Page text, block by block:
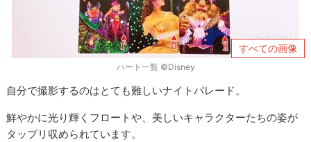
すべての画像
ハート一覧 ©Disney
自分で撮影するのはとても難しいナイトパレード。
鮮やかに光り輝くフロートや、美しいキャラクターたちの姿が
タップリ収められています。